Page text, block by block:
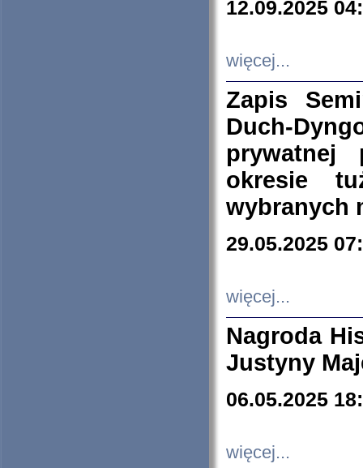
12.09.2025
więcej...
Zapis
Duch-
prywatnej
okresie
wybranych
29.05.2025
więcej...
Nagroda
Justyny
06.05.2025
więcej...